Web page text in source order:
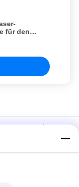
für den
CO2-220V 100